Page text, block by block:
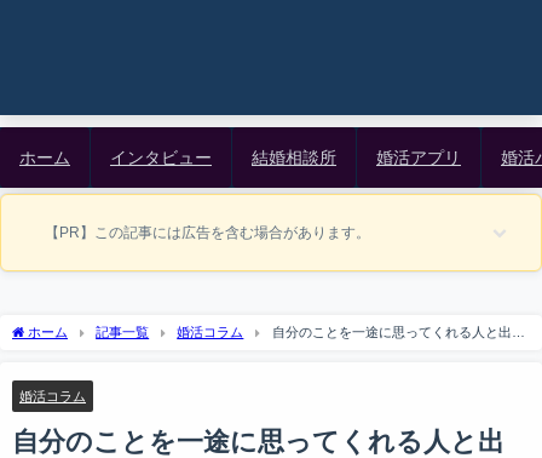
ホーム インタビュー 結婚相談所 婚活アプリ 婚活
【PR】この記事には広告を含む場合があります。
ホーム 記事一覧 婚活コラム
自分のことを一途に思ってくれる人と出会
婚活コラム
自分のことを一途に思ってくれる人と出